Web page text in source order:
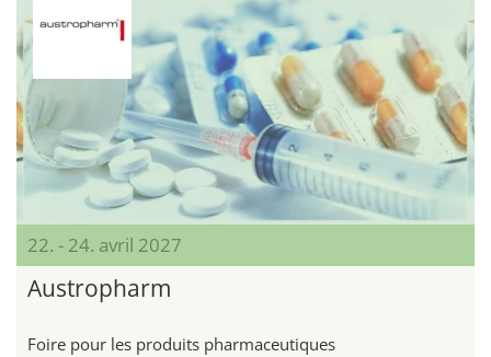
22. - 24. avril 2027
Austropharm
Foire pour les produits pharmaceutiques